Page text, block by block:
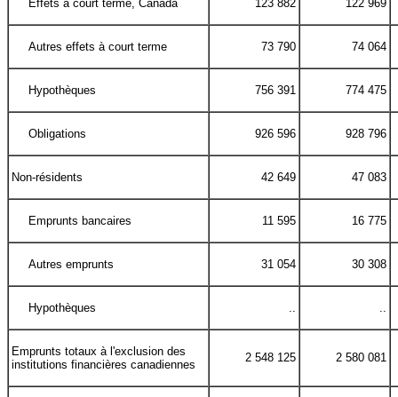
Effets à court terme, Canada 123 882 122 969
Autres effets à court terme 73 790 74 064
Hypothèques 756 391 774 475
Obligations 926 596 928 796
Non-résidents 42 649 47 083
Emprunts bancaires 11 595 16 775
Autres emprunts 31 054 30 308
Hypothèques .. ..
Emprunts totaux à l'exclusion des
institutions financières canadiennes
2 548 125 2 580 081